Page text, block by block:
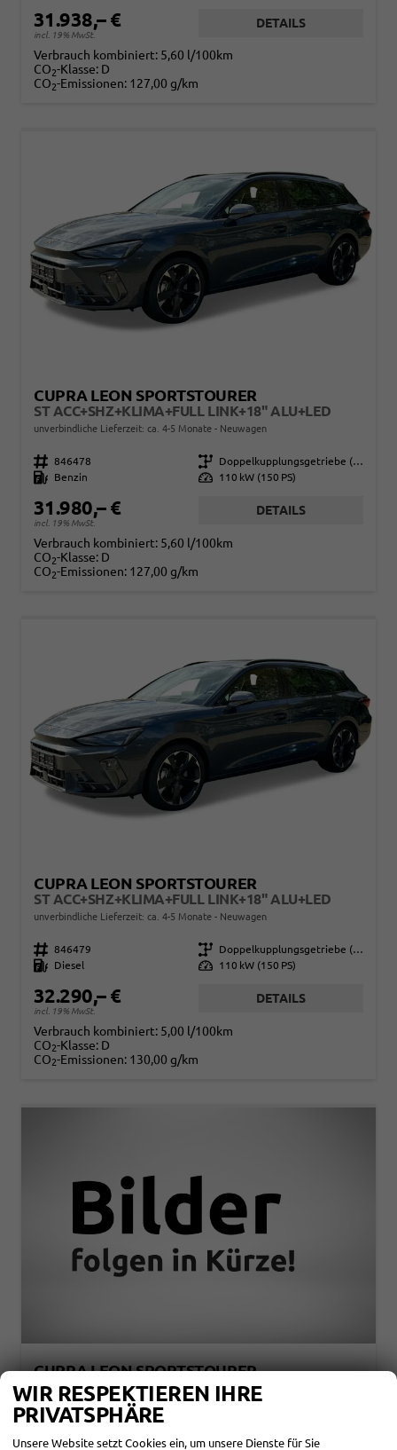
31.938,– €
incl. 19% MwSt.
DETAILS
Verbrauch kombiniert: 5,60 l/100km
CO2-Klasse: D
CO2-Emissionen: 127,00 g/km
CUPRA LEON SPORTSTOURER
ST ACC+SHZ+KLIMA+FULL LINK+18" ALU+LED
unverbindliche Lieferzeit: ca. 4-5 Monate Neuwagen
Fahrzeugnr. 846478 Getriebe
Doppelkupplungsgetriebe (DSG)
Kraftstoff
Benzin Leistung 110 kW (150 PS)
31.980,– €
incl. 19% MwSt.
DETAILS
Verbrauch kombiniert: 5,60 l/100km
CO2-Klasse: D
CO2-Emissionen: 127,00 g/km
CUPRA LEON SPORTSTOURER
ST ACC+SHZ+KLIMA+FULL LINK+18" ALU+LED
unverbindliche Lieferzeit: ca. 4-5 Monate Neuwagen
Fahrzeugnr. 846479 Getriebe
Doppelkupplungsgetriebe (DSG)
Kraftstoff
Diesel Leistung 110 kW (150 PS)
32.290,– €
incl. 19% MwSt.
DETAILS
Verbrauch kombiniert: 5,00 l/100km
CO2-Klasse: D
CO2-Emissionen: 130,00 g/km
CUPRA LEON SPORTSTOURER
1,5 ETSI DSG 110KW 5 JAHRE MJ27
unverbindliche Lieferzeit: 3 Monate Neuwagen
858052
Automatik
WIR RESPEKTIEREN IHRE
PRIVATSPHÄRE
Unsere Website setzt Cookies ein, um unsere Dienste für Sie